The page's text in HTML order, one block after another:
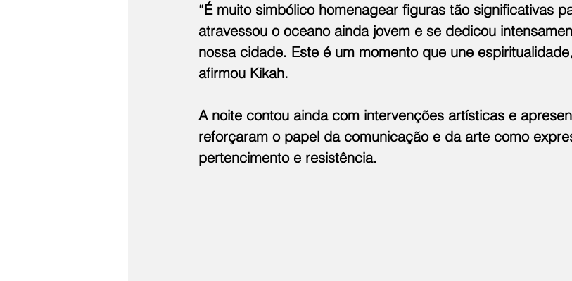
“É muito simbólico homenagear figuras tão significativas
atravessou o oceano ainda jovem e se dedicou
nossa cidade. Este é um momento que une
afirmou Kikah.
A noite contou ainda com intervenções artísticas e
reforçaram o papel da comunicação e da arte como
pertencimento e resistência.